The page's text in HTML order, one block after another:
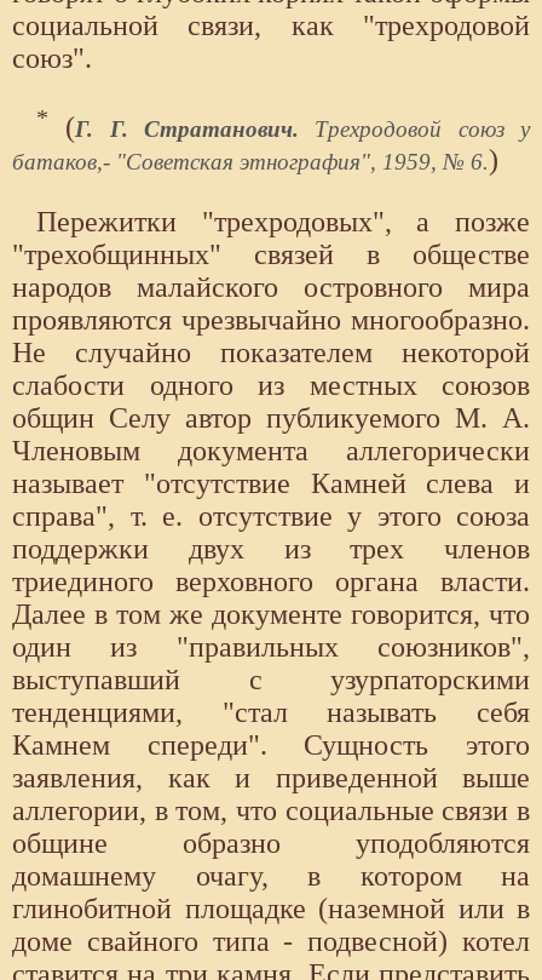
социальной связи, как "трехродовой
союз".
* (Г. Г. Стратанович. Трехродовой союз у
батаков,- "Советская этнография", 1959, № 6.)
Пережитки "трехродовых", а позже
"трехобщинных" связей в обществе
народов малайского островного мира
проявляются чрезвычайно многообразно.
Не случайно показателем некоторой
слабости одного из местных союзов
общин Селу автор публикуемого М. А.
Членовым документа аллегорически
называет "отсутствие Камней слева и
справа", т. е. отсутствие у этого союза
поддержки двух из трех членов
триединого верховного органа власти.
Далее в том же документе говорится, что
один из "правильных союзников",
выступавший с узурпаторскими
тенденциями, "стал называть себя
Камнем спереди". Сущность этого
заявления, как и приведенной выше
аллегории, в том, что социальные связи в
общине образно уподобляются
домашнему очагу, в котором на
глинобитной площадке (наземной или в
доме свайного типа - подвесной) котел